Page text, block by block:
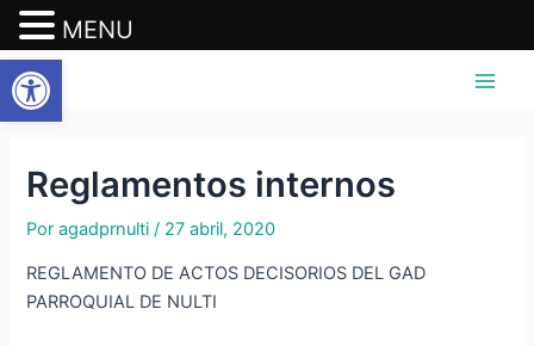
Ir
contenido
Main
Reglamentos internos
Poragadprnulti/ 27 abril, 2020
REGLAMENTO DE ACTOS DECISORIOS DEL GAD
PARROQUIAL DE NULTI
Navegación
de
entradas
MENU
Abrir barra de herramientas